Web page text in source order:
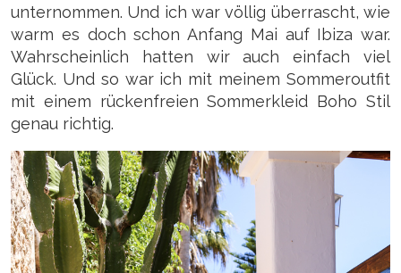
unternommen. Und ich war völlig überrascht, wie
warm es doch schon Anfang Mai auf Ibiza war.
Wahrscheinlich hatten wir auch einfach viel
Glück. Und so war ich mit meinem Sommeroutfit
mit einem rückenfreien Sommerkleid Boho Stil
genau richtig.